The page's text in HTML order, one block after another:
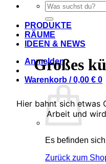
Suche
nach:
PRODUKTE
RÄUME
IDEEN & NEWS
Anmelden
Warenkorb /0,00 € 0
Es befinden
Zurück zum
Großes
Hier bahnt sich etwas
Arbeit und